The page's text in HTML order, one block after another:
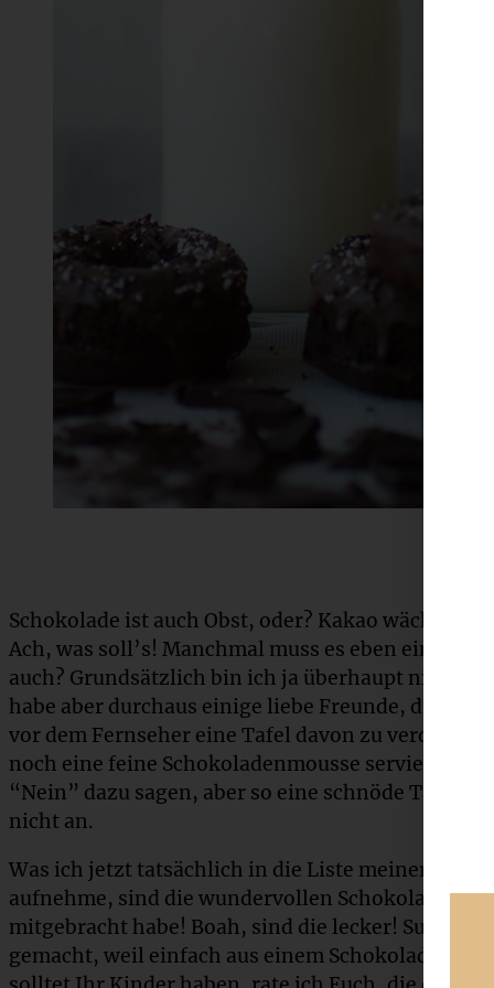
Schokolade ist auch Obst, oder? Kakao wächst ja
Ach, was soll’s! Manchmal muss es eben einfach
auch? Grundsätzlich bin ich ja überhaupt nicht
habe aber durchaus einige liebe Freunde, die es
vor dem Fernseher eine Tafel davon zu
noch eine feine Schokoladenmousse servieren
“Nein” dazu sagen, aber so eine schnöde Tafel
nicht an.
Was ich jetzt tatsächlich in die Liste meiner
aufnehme, sind die wundervollen Schokoladen-
mitgebracht habe! Boah, sind die lecker! Super
gemacht, weil einfach aus einem Schokoladen-